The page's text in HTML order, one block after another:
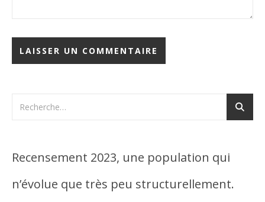
Recensement 2023, une population qui
n’évolue que très peu structurellement.